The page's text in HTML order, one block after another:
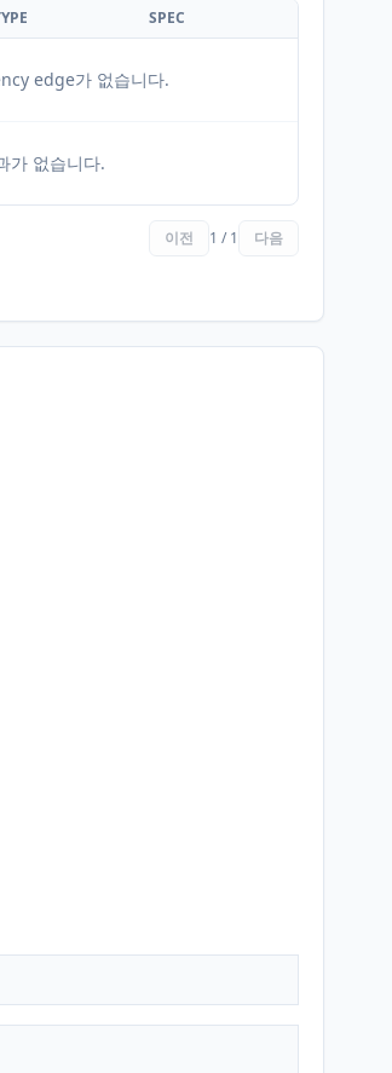
SPEC
edge가 없습니다.
가 없습니다.
이전 1 / 1 다음